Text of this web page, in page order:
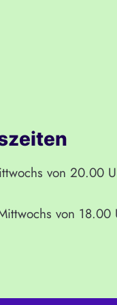
von 20.00
von 18.00